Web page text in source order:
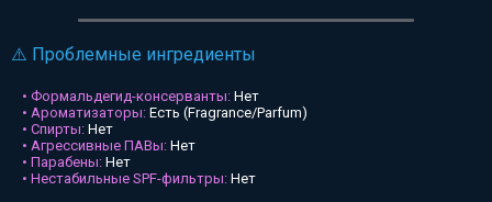
⚠️ Проблемные ингредиенты
• Формальдегид-консерванты: Нет
• Ароматизаторы: Есть (Fragrance/Parfum)
• Спирты: Нет
• Агрессивные ПАВы: Нет
• Парабены: Нет
• Нестабильные SPF-фильтры: Нет